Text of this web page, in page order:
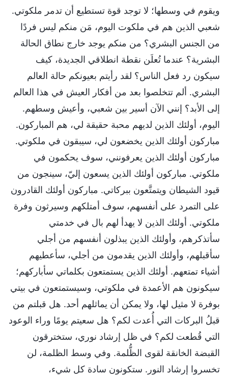
ويقوم في وسطها؛ لا توجد قوة تستطيع أن تدمر ملكوتي.
شعبي الذين هم في ملكوت اليوم، مَن منكم ليس فردًا
من الجنس البشري؟ من منكم يوجد خارج نطاق الحالة
البشرية؟ عندما تُعلَن نقطة انطلاقي الجديدة، كيف
سيكون رد فعل الناس؟ لقد رأيتم بعيونكم حالة العالم
البشري. ألم تتخلصوا بعد من أفكار العيش في هذا العالم
إلى الأبد؟ إنني الآن أسير بين شعبي، وأعيش وسطهم.
اليوم، أولئك الذين لديهم محبة حقيقة لي، هم المباركون.
مباركون أولئك الذين يخضعون لي، سيبقون في ملكوتي.
مباركون أولئك الذين يعرفونني، سوف يحكمون في
ملكوتي. مباركون أولئك الذين يسعون إليّ، سينجون من
قيود الشيطان ويتمتَّعون ببركاتي. مباركون أولئك القادرون
على التمرد على أنفسهم، سوف أمتلكهم وسيرثون وفرة
ملكوتي. أولئك الذين لا يهدأ لهم بال في خدمتي
سأتذكرهم، وأولئك الذين يبذلون أنفسهم من أجلي
سأقبلهم، وأولئك الذين يقدمون من أجلي، سأعطيهم
أشياء تمتعهم. أولئك الذين يستمتعون بكلماتي سأباركهم؛
سيكونون هم الأعمدة في ملكوتي، وسيستمتعون في بيتي
بوفرة لا مثيل لها، ولا يمكن أن يماثلهم أحد. هل قبلتم من
قبلُ البركات التي أُعدت لكم؟ هل سعيتم يومًا وراء الوعود
التي قُطعت لكم؟ في ظل إرشاد نوري، ستخترقون
القبضة الخانقة لقوى الظُّلمة. وفي وسط الظلمة، لن
تخسروا إرشاد النور. ستكونون سادة كل شيء،